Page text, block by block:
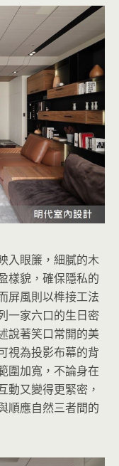
入眼簾，細膩的木
樣貌，確保隱私的
屏風則以榫接工法
一家六口的生日密
說著笑口常開的美
視為投影布幕的背
圍加寬，不論身在
動又變得更緊密，
順應自然三者間的